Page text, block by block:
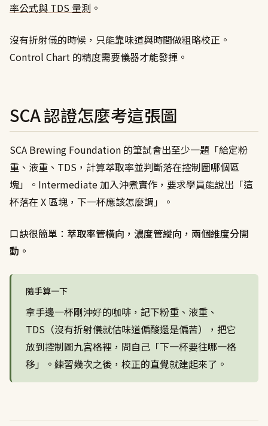
率公式與 TDS 量測 。
沒有折射儀的時候，只能靠味道與時間做粗略校正。
Control Chart 的精度需要儀器才能發揮。
SCA 認證怎麼考這張圖
SCA Brewing Foundation 的筆試會出至少一題「給定粉
重、液重、TDS，計算萃取率並判斷落在控制圖哪個區
塊」。Intermediate 加入沖煮實作，要求學員能說出「這
杯落在 X 區塊，下一杯應該怎麼調」。
口訣很簡單： 萃取率管橫向，濃度管縱向，兩個維度分開
動。
隨手算一下
拿手邊一杯剛沖好的咖啡，記下粉重、液重、
TDS（沒有折射儀就估味道偏酸還是偏苦），把它
放到控制圖九宮格裡，問自己「下一杯要往哪一格
移」。練習幾次之後，校正的直覺就建起來了。